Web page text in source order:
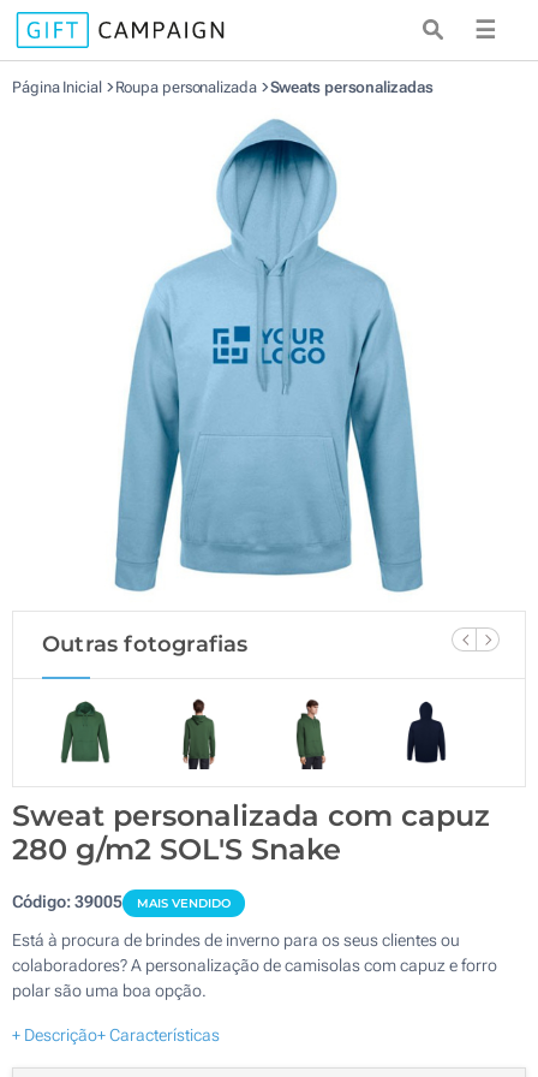
☰
Página Inicial Roupa personalizada Sweats personalizadas
Outras fotografias
Sweat personalizada com capuz
280 g/m2 SOL'S Snake
Código:39005 MAIS VENDIDO
Está à procura de brindes de inverno para os seus clientes ou
colaboradores? A personalização de camisolas com capuz e forro
polar são uma boa opção.
+ Descrição+ Características